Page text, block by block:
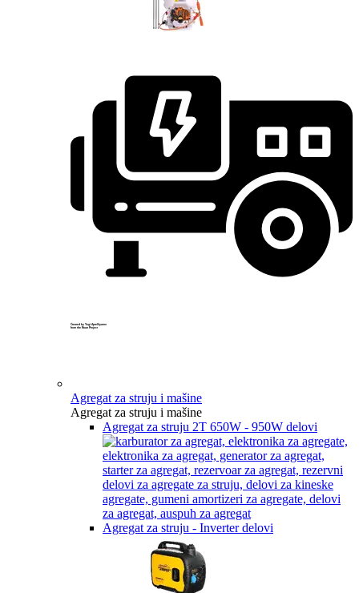
Created by Yogi Aprelliyanto
from the Noun Project
Agregat za struju i mašine
Agregat za struju i mašine
Agregat za struju 2T 650W - 950W delovi
Agregat za struju - Inverter delovi